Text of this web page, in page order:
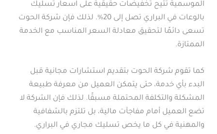
الموسمية تتيح تخفيضات حقيقية على اسعار تسليك
بالوعات في البراري تصل إلى 20%. لذلك فإن شركة الحوت
تسعى دائمًا لتحقيق معادلة السعر المناسب مع الخدمة
الممتازة.
كما تقوم شركة الحوت بتقديم استشارات مجانية قبل
البدء بأي خدمة، حتى يتمكن العميل من معرفة طبيعة
المشكلة والتكلفة المحتملة مسبقًا. لذلك فإن الشركة لا
تضع العميل أمام مفاجآت مالية، بل تلتزم بالشفافية
والمهنية في كل ما يخص تسليك مجاري في البراري.